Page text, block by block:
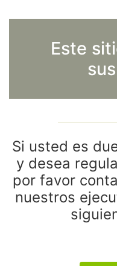
Este
Si usted es
y desea
por favor
nuestros